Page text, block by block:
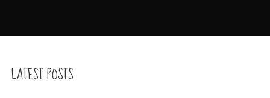
LATEST POSTS